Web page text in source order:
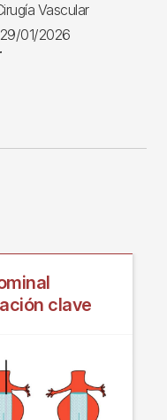
Vascular
29/01/2026
clave